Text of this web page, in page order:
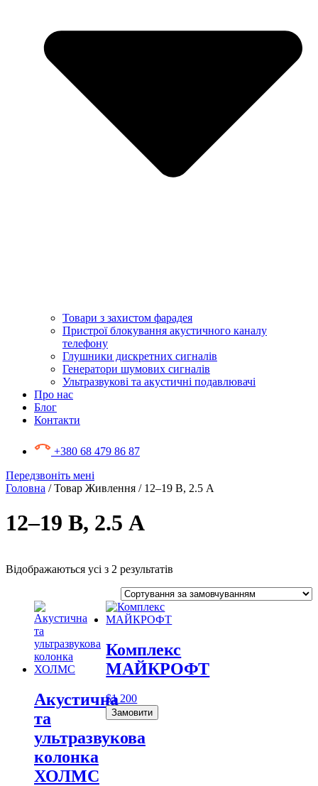
Товари з захистом фарадея
Пристрої блокування акустичного каналу
телефону
Глушники дискретних сигналів
Генератори шумових сигналів
Ультразвукові та акустичні подавлювачі
Про нас
Блог
Контакти
+380 68 479 86 87
Передзвоніть мені
Головна / Товар Живлення / 12–19 В, 2.5 А
12–19 В, 2.5 А
Відображаються усі з 2 результатів
Акустична
та
ультразвукова
колонка
ХОЛМС
Комплекс
МАЙКРОФТ
$1 200
Замовити